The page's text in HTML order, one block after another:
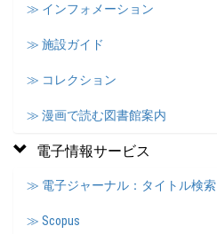
≫ インフォメーション
≫ 施設ガイド
≫ コレクション
≫ 漫画で読む図書館案内
電子情報サービス
≫ 電子ジャーナル：タイトル検索
≫ Scopus